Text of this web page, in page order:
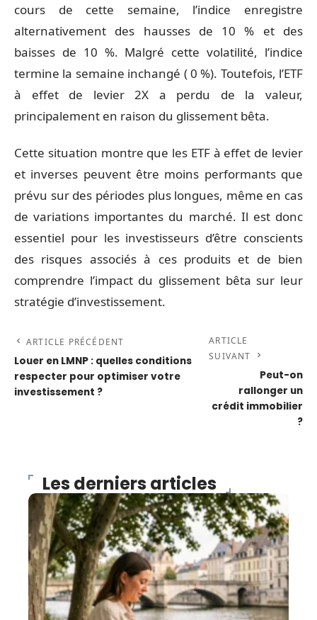
cours de cette semaine, l’indice enregistre
alternativement des hausses de 10 % et des
baisses de 10 %. Malgré cette volatilité, l’indice
termine la semaine inchangé ( 0 %). Toutefois, l’ETF
à effet de levier 2X a perdu de la valeur,
principalement en raison du glissement bêta.
Cette situation montre que les ETF à effet de levier
et inverses peuvent être moins performants que
prévu sur des périodes plus longues, même en cas
de variations importantes du marché. Il est donc
essentiel pour les investisseurs d’être conscients
des risques associés à ces produits et de bien
comprendre l’impact du glissement bêta sur leur
stratégie d’investissement.
ARTICLE PRÉCÉDENT
Louer en LMNP : quelles conditions
respecter pour optimiser votre
investissement ?
ARTICLE
SUIVANT
Peut-on
rallonger un
crédit immobilier
?
Les derniers articles